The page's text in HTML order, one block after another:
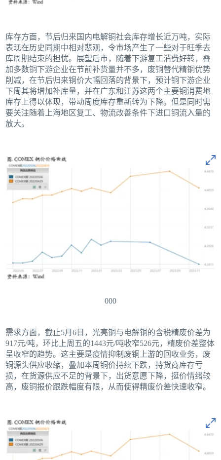
库存方面，节后归来国内电解铜社会库存增长近万吨，实际
表现在历史同期中相对悲观，令市场产生了一些对于旺季去
库周期结束的担忧。展望后市，随着下游复工消费好转，叠
加多数铜下游企业在节前补货量并不多，废铜替代精铜优势
削减，在节后归来铜价大幅回落的背景下，预计铜下游企业
下周其将增加补库量，并在广东和江苏这两个主要铜消费地
库存上得以体现，带动周度库存重新转为下降。但是同时需
要关注随着上海地区复工、物流改善条件下进口铜流入量的
放大。
000
需求方面，截止5月6日，光亮铜与电解铜的含税精废价差为
917元/吨，环比上周五的1443元/吨收窄526元，精废价差整体
呈收窄的趋势。这主要是疫情抑制废铜上游的回收业务，废
铜源头供应收缩，叠加本周铜价持续下跌，持货商库存亏
损，在货源供应不足的背景下，出货意愿下降，挺价情绪较
高，废铜报价跟跌幅度有限，从而使得精废价差快速收窄。